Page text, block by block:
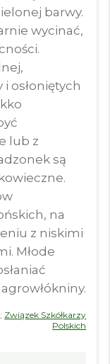
barwy.
wycinać,
osłoniętych
lub z
są
na
z niskimi
Młode
Związek Szkółkarzy
Polskich